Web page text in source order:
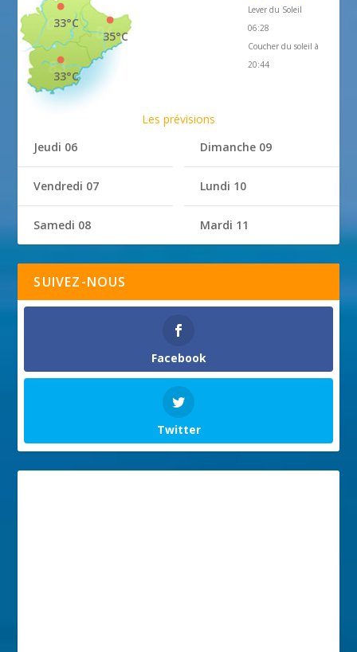
35°C
33°C
33°C
Lever du Soleil
06:28
Coucher du soleil à
20:44
Les prévisions
Jeudi 06
Vendredi 07
Samedi 08
Dimanche 09
Lundi 10
Mardi 11
SUIVEZ-NOUS
Facebook
Twitter